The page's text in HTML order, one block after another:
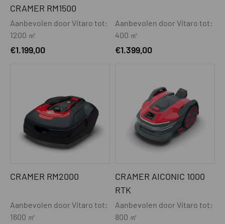
CRAMER RM1500
Aanbevolen door Vitaro tot:
1200 ㎡
€1.199,00
Aanbevolen door Vitaro tot:
400 ㎡
€1.399,00
CRAMER RM2000
Aanbevolen door Vitaro tot:
1600 ㎡
CRAMER AICONIC 1000
RTK
Aanbevolen door Vitaro tot:
800 ㎡